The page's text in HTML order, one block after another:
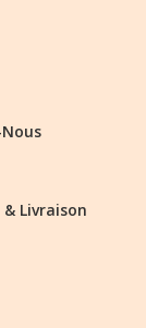
Livraison